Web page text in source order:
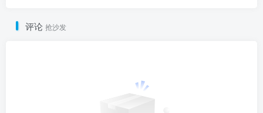
评论 抢沙发